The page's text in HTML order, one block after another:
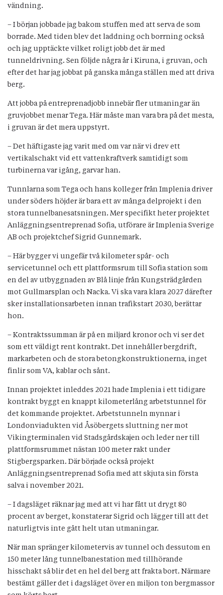
vändning.
– I början jobbade jag bakom stuffen med att serva de som
borrade. Med tiden blev det laddning och borrning också
och jag upptäckte vilket roligt jobb det är med
tunneldrivning. Sen följde några år i Kiruna, i gruvan, och
efter det har jag jobbat på ganska många ställen med att driva
berg.
Att jobba på entreprenadjobb innebär fler utmaningar än
gruvjobbet menar Tega. Här måste man vara bra på det mesta,
i gruvan är det mera uppstyrt.
– Det häftigaste jag varit med om var när vi drev ett
vertikalschakt vid ett vattenkraftverk samtidigt som
turbinerna var igång, garvar han.
Tunnlarna som Tega och hans kolleger från Implenia driver
under söders höjder är bara ett av många delprojekt i den
stora tunnelbanesatsningen. Mer specifikt heter projektet
Anläggningsentreprenad Sofia, utförare är Implenia Sverige
AB och projektchef Sigrid Gunnemark.
– Här bygger vi ungefär två kilometer spår- och
servicetunnel och ett plattformsrum till Sofia station som
en del av utbyggnaden av Blå linje från Kungsträdgården
mot Gullmarsplan och Nacka. Vi ska vara klara 2027 därefter
sker installationsarbeten innan trafikstart 2030, berättar
hon.
– Kontraktssumman är på en miljard kronor och vi ser det
som ett väldigt rent kontrakt. Det innehåller bergdrift,
markarbeten och de stora betongkonstruktionerna, inget
finlir som VA, kablar och sånt.
Innan projektet inleddes 2021 hade Implenia i ett tidigare
kontrakt byggt en knappt kilometerlång arbetstunnel för
det kommande projektet. Arbetstunneln mynnar i
Londonviadukten vid Åsöbergets sluttning ner mot
Vikingterminalen vid Stadsgårdskajen och leder ner till
plattformsrummet nästan 100 meter rakt under
Stigbergsparken. Där började också projekt
Anläggningsentreprenad Sofia med att skjuta sin första
salva i november 2021.
– I dagsläget räknar jag med att vi har fått ut drygt 80
procent av berget, konstaterar Sigrid och lägger till att det
naturligtvis inte gått helt utan utmaningar.
När man spränger kilometervis av tunnel och dessutom en
150 meter lång tunnelbanestation med tillhörande
hisschakt så blir det en hel del berg att frakta bort. Närmare
bestämt gäller det i dagsläget över en miljon ton bergmassor